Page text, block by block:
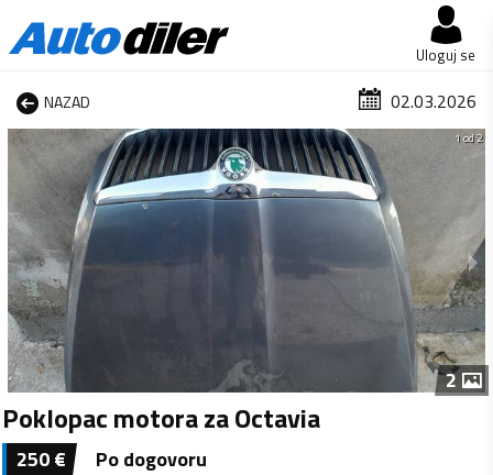
Uloguj se
NAZAD 02.03.2026
1 od 2
2
Poklopac motora za Octavia
250€ Po dogovoru